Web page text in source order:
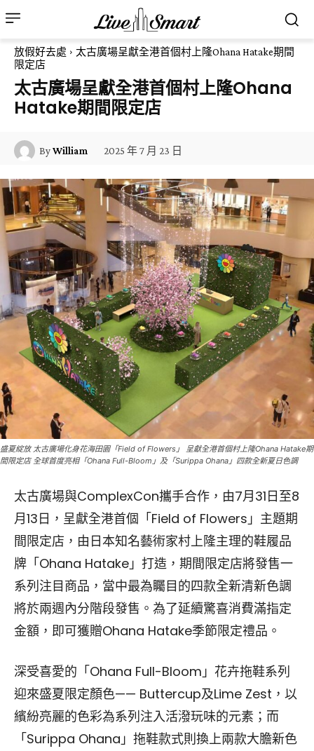
放假好去處
太古廣場呈獻全港首個村上隆Ohana Hatake期間
限定店
太古廣場呈獻全港首個村上隆Ohana
Hatake期間限定店
ByWilliam 2025 年 7 月 23 日
盛夏綻放 太古廣場化身花海田園「Field of Flowers」 呈獻全港首個村上隆Ohana Hatake期
間限定店 全球首度亮相「Ohana Full-Bloom」及「Surippa Ohana」四款全新夏日色調
太古廣場與ComplexCon攜手合作，由7月31日至8
月13日，呈獻全港首個「Field of Flowers」主題期
間限定店，由日本知名藝術家村上隆主理的鞋履品
牌「Ohana Hatake」打造，期間限定店將發售一
系列注目商品，當中最為矚目的四款全新清新色調
將於兩週內分階段發售。為了延續驚喜消費滿指定
金額，即可獲贈Ohana Hatake季節限定禮品。
深受喜愛的「Ohana Full-Bloom」花卉拖鞋系列
迎來盛夏限定顏色—— Buttercup及Lime Zest，以
繽紛亮麗的色彩為系列注入活潑玩味的元素；而
「Surippa Ohana」拖鞋款式則換上兩款大膽新色